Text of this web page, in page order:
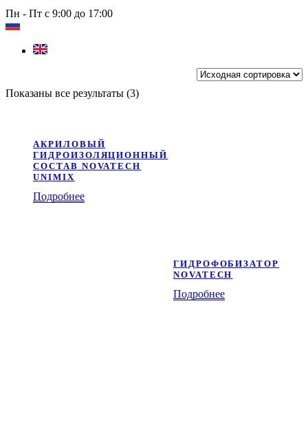
Пн - Пт с 9:00 до 17:00
Показаны все результаты (3)
АКРИЛОВЫЙ
ГИДРОИЗОЛЯЦИОННЫЙ
СОСТАВ NOVATECH
UNIMIX
Подробнее
ГИДРОФОБИЗАТОР
NOVATECH
Подробнее